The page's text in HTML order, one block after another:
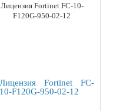
Лицензия Fortinet FC-10-
F120G-950-02-12